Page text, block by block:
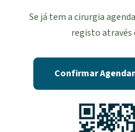
Se já tem a cirurgia
registo através
Confirmar